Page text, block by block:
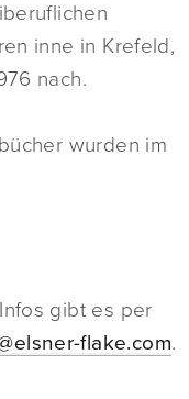
inne in Krefeld,
nach.
wurden im
gibt es per
flake.com.